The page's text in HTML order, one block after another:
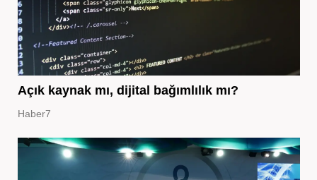
Açık kaynak mı, dijital bağımlılık mı?
Haber7